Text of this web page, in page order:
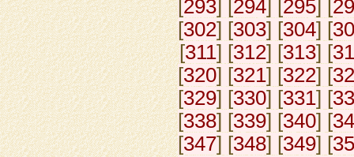
[293] [294] [295] [
[302] [303] [304] [
[311] [312] [313] [
[320] [321] [322] [
[329] [330] [331] [
[338] [339] [340] [
[347] [348] [349] [